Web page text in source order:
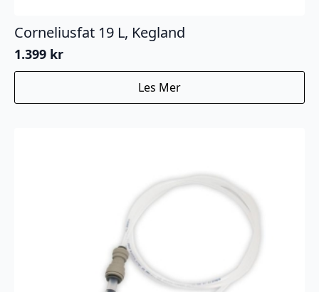
Corneliusfat 19 L, Kegland
1.399 kr
Les Mer